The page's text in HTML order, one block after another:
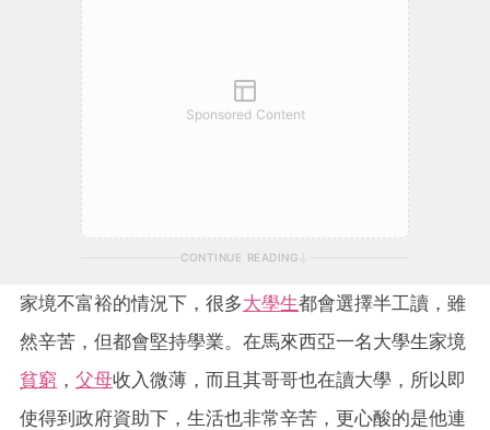
Sponsored Content
CONTINUE READING
家境不富裕的情況下，很多大學生都會選擇半工讀，雖
然辛苦，但都會堅持學業。在馬來西亞一名大學生家境
貧窮 ， 父母收入微薄，而且其哥哥也在讀大學，所以即
使得到政府資助下，生活也非常辛苦，更心酸的是他連